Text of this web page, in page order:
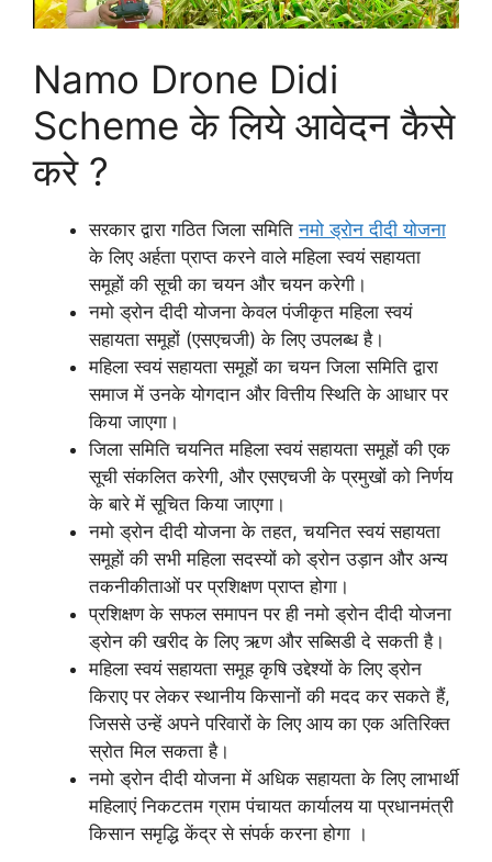
Namo Drone Didi
Scheme के लिये आवेदन कैसे
करे ?
सरकार द्वारा गठित जिला समितिनमो ड्रोन दीदी योजना
के लिए अर्हता प्राप्त करने वाले महिला स्वयं सहायता
समूहों की सूची का चयन और चयन करेगी।
नमो ड्रोन दीदी योजना केवल पंजीकृत महिला स्वयं
सहायता समूहों (एसएचजी) के लिए उपलब्ध है।
महिला स्वयं सहायता समूहों का चयन जिला समिति द्वारा
समाज में उनके योगदान और वित्तीय स्थिति के आधार पर
किया जाएगा।
जिला समिति चयनित महिला स्वयं सहायता समूहों की एक
सूची संकलित करेगी, और एसएचजी के प्रमुखों को निर्णय
के बारे में सूचित किया जाएगा।
नमो ड्रोन दीदी योजना के तहत, चयनित स्वयं सहायता
समूहों की सभी महिला सदस्यों को ड्रोन उड़ान और अन्य
तकनीकीताओं पर प्रशिक्षण प्राप्त होगा।
प्रशिक्षण के सफल समापन पर ही नमो ड्रोन दीदी योजना
ड्रोन की खरीद के लिए ऋण और सब्सिडी दे सकती है।
महिला स्वयं सहायता समूह कृषि उद्देश्यों के लिए ड्रोन
किराए पर लेकर स्थानीय किसानों की मदद कर सकते हैं,
जिससे उन्हें अपने परिवारों के लिए आय का एक अतिरिक्त
स्रोत मिल सकता है।
नमो ड्रोन दीदी योजना में अधिक सहायता के लिए लाभार्थी
महिलाएं निकटतम ग्राम पंचायत कार्यालय या प्रधानमंत्री
किसान समृद्धि केंद्र से संपर्क करना होगा ।